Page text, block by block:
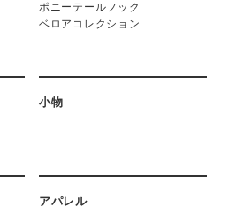
ポニーテールフック
ベロアコレクション
小物
アパレル